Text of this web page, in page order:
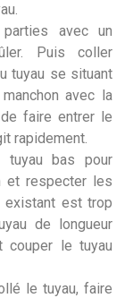
avec un
Puis coller
tuyau se situant
avec la
faire entrer le
rapidement.
bas pour
et respecter les
existant est trop
de longueur
couper le tuyau
le tuyau, faire